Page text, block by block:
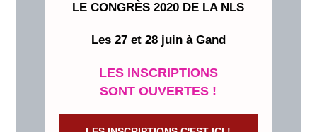
LE CONGRÈS 2020 DE LA NLS
Les 27 et 28 juin à Gand
LES INSCRIPTIONS
SONT OUVERTES !